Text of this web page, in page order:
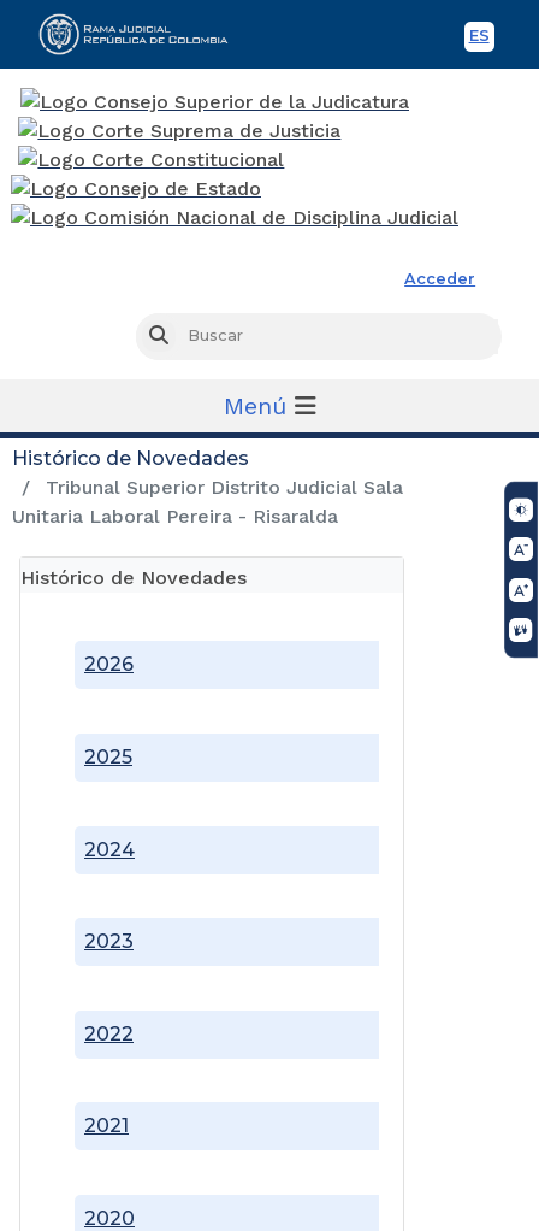
ES
Acceder
Buscar
Menú
Histórico de Novedades
Tribunal Superior Distrito Judicial Sala
Unitaria Laboral Pereira - Risaralda
Histórico de Novedades
2020
2021
2022
2023
2024
2025
2026